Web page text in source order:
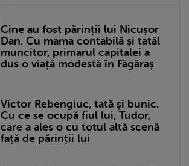
Cine au fost părinții lui Nicușor
Dan. Cu mama contabilă și tatăl
muncitor, primarul capitalei a
dus o viață modestă în Făgăraș
Victor Rebengiuc, tată și bunic.
Cu ce se ocupă fiul lui, Tudor,
care a ales o cu totul altă scenă
față de părinții lui